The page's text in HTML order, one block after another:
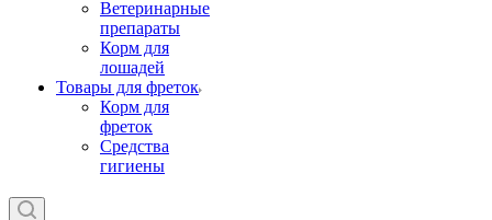
Ветеринарные
препараты
Корм для
лошадей
Товары для фреток
Корм для
фреток
Средства
гигиены